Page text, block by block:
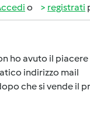
o registrati
ho avuto il
indirizzo mail
che si vende il